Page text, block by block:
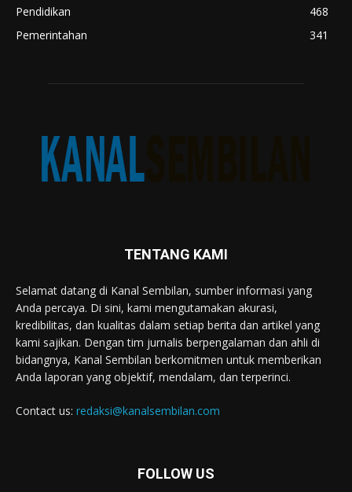
Pendidikan
468
Pemerintahan
341
TENTANG KAMI
Selamat datang di Kanal Sembilan, sumber informasi yang
Anda percaya. Di sini, kami mengutamakan akurasi,
kredibilitas, dan kualitas dalam setiap berita dan artikel yang
kami sajikan. Dengan tim jurnalis berpengalaman dan ahli di
bidangnya, Kanal Sembilan berkomitmen untuk memberikan
Anda laporan yang objektif, mendalam, dan terperinci.
Contact us: redaksi@kanalsembilan.com
FOLLOW US